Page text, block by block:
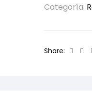
Categoría:
Share: